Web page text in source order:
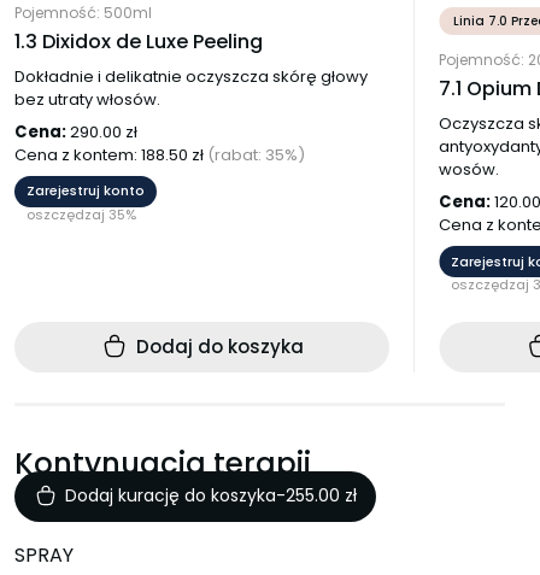
Pojemność: 500ml
1.3 Dixidox de Luxe Peeling
Dokładnie i delikatnie oczyszcza skórę głowy
bez utraty włosów.
Cena:290.00 zł
Cena z kontem: 188.50 zł (rabat: 35%)
Zarejestruj konto
oszczędzaj 35%
Dodaj do koszyka
Linia 7.0
Pojemność:
7.1
Oczyszcza
wosów.
Cena:
Cena z
Zarejestruj
oszczędzaj
Kontynuacja terapii
Dodaj kurację do koszyka-255.00 zł
SPRAY